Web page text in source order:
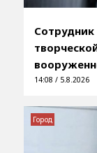
Сотрудник
14:08 / 5.8.2026
Город